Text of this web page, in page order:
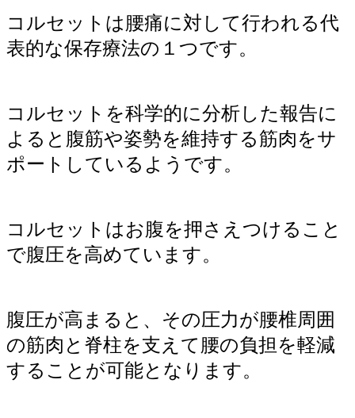
コルセットは腰痛に対して行われる代
表的な保存療法の１つです。
コルセットを科学的に分析した報告に
よると腹筋や姿勢を維持する筋肉をサ
ポートしているようです。
コルセットはお腹を押さえつけること
で腹圧を高めています。
腹圧が高まると、その圧力が腰椎周囲
の筋肉と脊柱を支えて腰の負担を軽減
することが可能となります。